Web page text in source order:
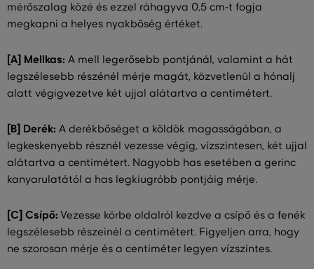
mérőszalag közé és ezzel ráhagyva 0,5 cm-t fogja
megkapni a helyes nyakbőség értéket.
[A] Mellkas: A mell legerősebb pontjánál, valamint a hát
legszélesebb részénél mérje magát, közvetlenül a hónalj
alatt végigvezetve két ujjal alátartva a centimétert.
[B] Derék: A derékbőséget a köldök magasságában, a
legkeskenyebb résznél vezesse végig, vízszintesen, két ujjal
alátartva a centimétert. Nagyobb has esetében a gerinc
kanyarulatától a has legkiugróbb pontjáig mérje.
[C] Csípő: Vezesse körbe oldalról kezdve a csípő és a fenék
legszélesebb részeinél a centimétert. Figyeljen arra, hogy
ne szorosan mérje és a centiméter legyen vízszintes.